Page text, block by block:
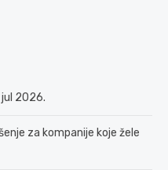
2026.
za kompanije koje žele